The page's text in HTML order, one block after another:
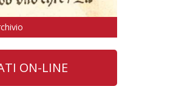
ON-LINE